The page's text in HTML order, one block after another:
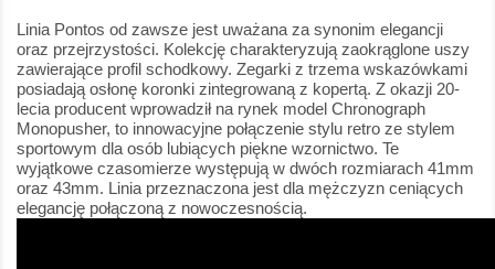
Linia Pontos od zawsze jest uważana za synonim elegancji
oraz przejrzystości. Kolekcję charakteryzują zaokrąglone uszy
zawierające profil schodkowy. Zegarki z trzema wskazówkami
posiadają osłonę koronki zintegrowaną z kopertą. Z okazji 20-
lecia producent wprowadził na rynek model Chronograph
Monopusher, to innowacyjne połączenie stylu retro ze stylem
sportowym dla osób lubiących piękne wzornictwo. Te
wyjątkowe czasomierze występują w dwóch rozmiarach 41mm
oraz 43mm. Linia przeznaczona jest dla mężczyzn ceniących
elegancję połączoną z nowoczesnością.